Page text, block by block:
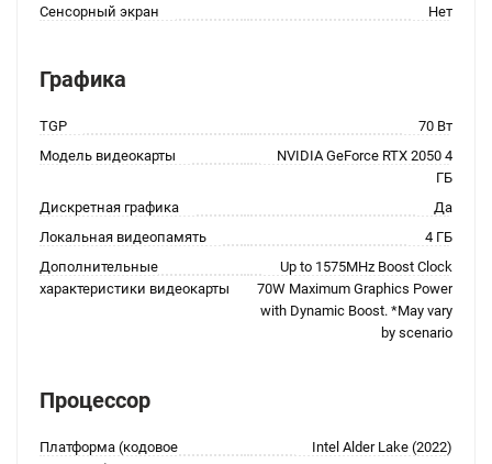
Сенсорный экран Нет
Графика
TGP
70 Вт
Модель видеокарты
NVIDIA GeForce RTX 2050 4
ГБ
Дискретная графика
Да
Локальная видеопамять
4 ГБ
Дополнительные
характеристики видеокарты
Up to 1575MHz Boost Clock
70W Maximum Graphics Power
with Dynamic Boost. *May vary
by scenario
Процессор
Платформа (кодовое
Intel Alder Lake (2022)